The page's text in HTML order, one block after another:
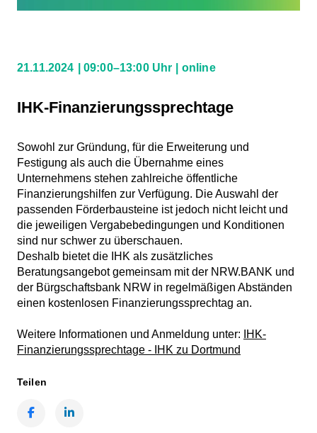
21.11.2024 09:00–13:00 Uhr online
IHK-Finanzierungssprechtage
Sowohl zur Gründung, für die Erweiterung und
Festigung als auch die Übernahme eines
Unternehmens stehen zahlreiche öffentliche
Finanzierungshilfen zur Verfügung. Die Auswahl der
passenden Förderbausteine ist jedoch nicht leicht und
die jeweiligen Vergabebedingungen und Konditionen
sind nur schwer zu überschauen.
Deshalb bietet die IHK als zusätzliches
Beratungsangebot gemeinsam mit der NRW.BANK und
der Bürgschaftsbank NRW in regelmäßigen Abständen
einen kostenlosen Finanzierungssprechtag an.
Weitere Informationen und Anmeldung unter:
IHK-
Finanzierungssprechtage - IHK zu Dortmund
Teilen